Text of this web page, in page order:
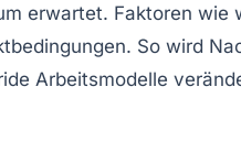
erwartet. Faktoren wie
So wird
Arbeitsmodelle